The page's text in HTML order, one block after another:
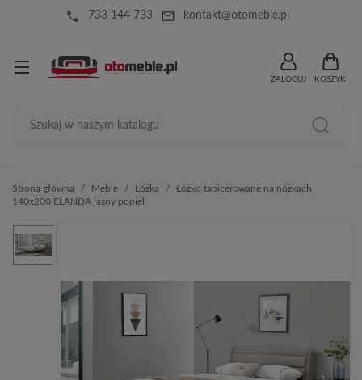
local_phone 733 144 733 mail_outline kontakt@otomeble.pl
ZALOGUJ KOSZYK
Strona główna Meble Łóżka
Łóżko tapicerowane na nóżkach
140x200 ELANDA jasny popiel